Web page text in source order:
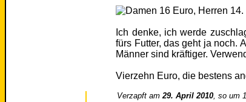
Ich denke, ich werde
fürs Futter, das geht ja noch.
Männer sind kräftiger.
Vierzehn Euro, die bestens
Verzapft am29. April 2010, so um